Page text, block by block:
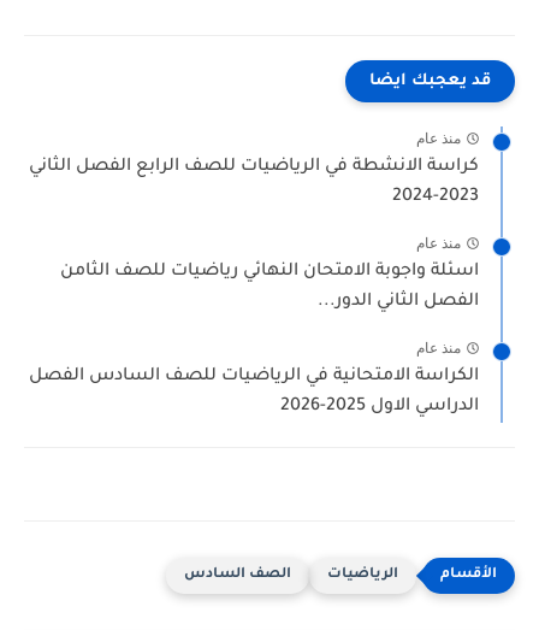
قد يعجبك ايضا
منذ عام
كراسة الانشطة في الرياضيات للصف الرابع الفصل الثاني
2023-2024
منذ عام
اسئلة واجوبة الامتحان النهائي رياضيات للصف الثامن
الفصل الثاني الدور...
منذ عام
الكراسة الامتحانية في الرياضيات للصف السادس الفصل
الدراسي الاول 2025-2026
الرياضيات الصف السادس